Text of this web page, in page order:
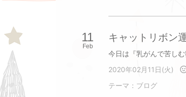
11
Feb
キャットリボン
2020年02月11日(火)
テーマ： ブログ